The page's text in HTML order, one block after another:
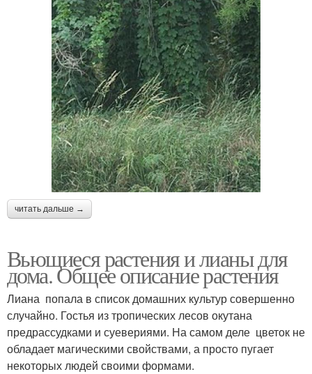
читать дальше →
Вьющиеся растения и лианы для
дома. Общее описание растения
Лиана попала в список домашних культур совершенно
случайно. Гостья из тропических лесов окутана
предрассудками и суевериями. На самом деле цветок не
обладает магическими свойствами, а просто пугает
некоторых людей своими формами.